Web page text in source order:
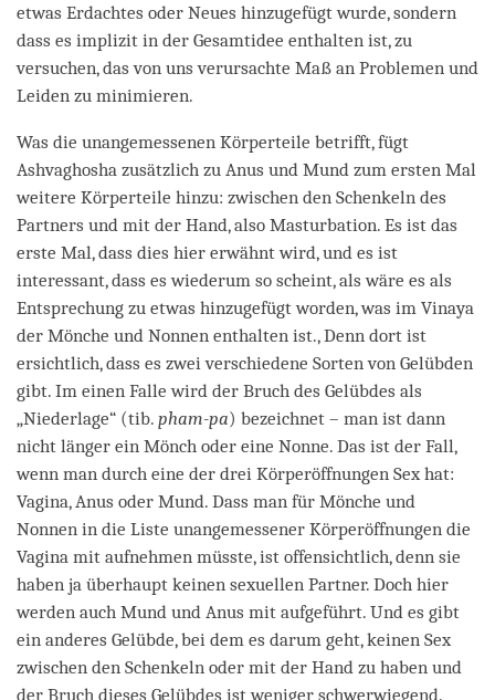
etwas Erdachtes oder Neues hinzugefügt wurde, sondern
dass es implizit in der Gesamtidee enthalten ist, zu
versuchen, das von uns verursachte Maß an Problemen und
Leiden zu minimieren.
Was die unangemessenen Körperteile betrifft, fügt
Ashvaghosha zusätzlich zu Anus und Mund zum ersten Mal
weitere Körperteile hinzu: zwischen den Schenkeln des
Partners und mit der Hand, also Masturbation. Es ist das
erste Mal, dass dies hier erwähnt wird, und es ist
interessant, dass es wiederum so scheint, als wäre es als
Entsprechung zu etwas hinzugefügt worden, was im Vinaya
der Mönche und Nonnen enthalten ist., Denn dort ist
ersichtlich, dass es zwei verschiedene Sorten von Gelübden
gibt. Im einen Falle wird der Bruch des Gelübdes als
„Niederlage“ (tib. pham-pa) bezeichnet – man ist dann
nicht länger ein Mönch oder eine Nonne. Das ist der Fall,
wenn man durch eine der drei Körperöffnungen Sex hat:
Vagina, Anus oder Mund. Dass man für Mönche und
Nonnen in die Liste unangemessener Körperöffnungen die
Vagina mit aufnehmen müsste, ist offensichtlich, denn sie
haben ja überhaupt keinen sexuellen Partner. Doch hier
werden auch Mund und Anus mit aufgeführt. Und es gibt
ein anderes Gelübde, bei dem es darum geht, keinen Sex
zwischen den Schenkeln oder mit der Hand zu haben und
der Bruch dieses Gelübdes ist weniger schwerwiegend.